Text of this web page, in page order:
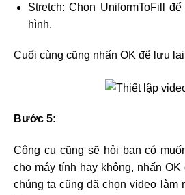
Stretch: Chọn UniformToFill
hình.
Cuối cùng cũng nhấn OK để lưu
Bước 5:
Công cụ cũng sẽ hỏi bạn có
cho máy tính hay không, nhấn
chúng ta cũng đã chọn video làm